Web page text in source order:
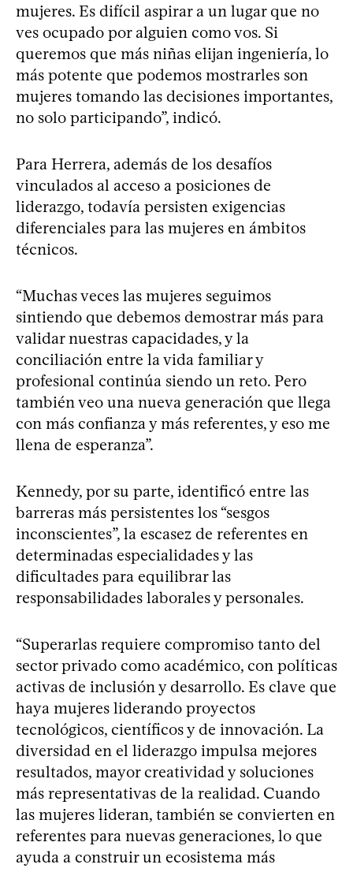
mujeres. Es difícil aspirar a un lugar que no
ves ocupado por alguien como vos. Si
queremos que más niñas elijan ingeniería, lo
más potente que podemos mostrarles son
mujeres tomando las decisiones importantes,
no solo participando”, indicó.
Para Herrera, además de los desafíos
vinculados al acceso a posiciones de
liderazgo, todavía persisten exigencias
diferenciales para las mujeres en ámbitos
técnicos.
“Muchas veces las mujeres seguimos
sintiendo que debemos demostrar más para
validar nuestras capacidades, y la
conciliación entre la vida familiar y
profesional continúa siendo un reto. Pero
también veo una nueva generación que llega
con más confianza y más referentes, y eso me
llena de esperanza”.
Kennedy, por su parte, identificó entre las
barreras más persistentes los “sesgos
inconscientes”, la escasez de referentes en
determinadas especialidades y las
dificultades para equilibrar las
responsabilidades laborales y personales.
“Superarlas requiere compromiso tanto del
sector privado como académico, con políticas
activas de inclusión y desarrollo. Es clave que
haya mujeres liderando proyectos
tecnológicos, científicos y de innovación. La
diversidad en el liderazgo impulsa mejores
resultados, mayor creatividad y soluciones
más representativas de la realidad. Cuando
las mujeres lideran, también se convierten en
referentes para nuevas generaciones, lo que
ayuda a construir un ecosistema más